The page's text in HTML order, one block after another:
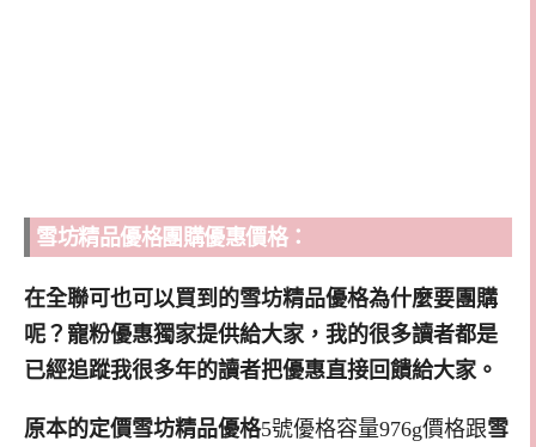
雪坊精品優格團購優惠價格：
在全聯可也可以買到的雪坊精品優格為什麼要團購
呢？寵粉優惠獨家提供給大家，我的很多讀者都是
已經追蹤我很多年的讀者把優惠直接回饋給大家。
原本的定價雪坊精品優格5號優格容量976g價格跟雪